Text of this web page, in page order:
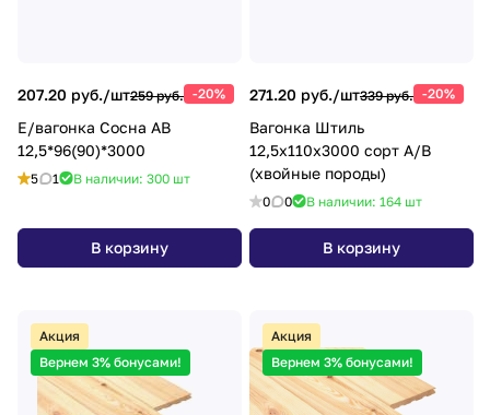
207.20 руб./шт259 руб. -20%
Е/вагонка Сосна АВ
12,5*96(90)*3000
5 1 В наличии: 300 шт
В корзину
271.20 руб./шт339 руб. -20%
Вагонка Штиль
12,5х110х3000 сорт А/В
(хвойные породы)
0 0 В наличии: 164 шт
В корзину
Акция
Вернем 3% бонусами!
Акция
Вернем 3% бонусами!